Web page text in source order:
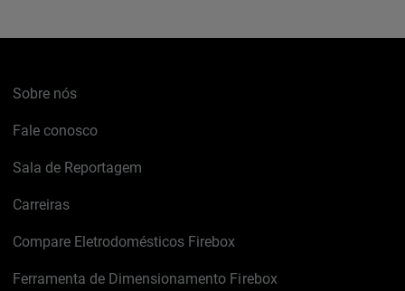
Sobre nós
Fale conosco
Sala de Reportagem
Carreiras
Compare Eletrodomésticos Firebox
Ferramenta de Dimensionamento Firebox